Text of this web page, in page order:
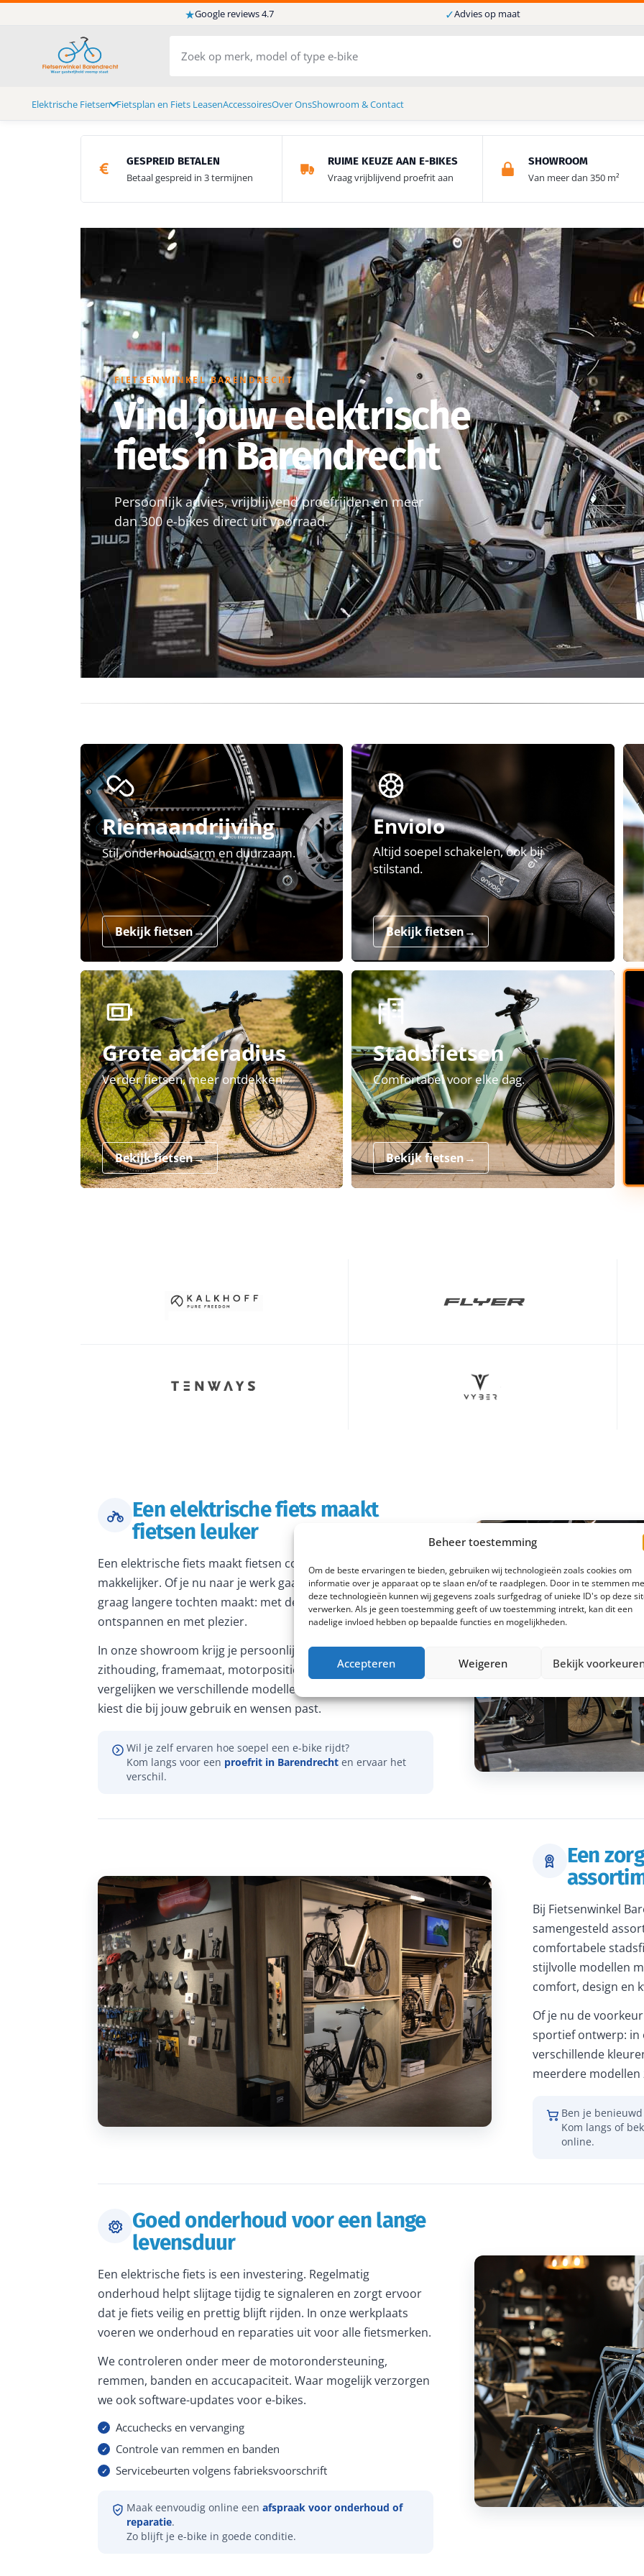
Beheer toestemming
Om de beste ervaringen te bieden, gebruiken wij technologieën zoals cookies om
informatie over je apparaat op te slaan en/of te raadplegen. Door in te stemmen
deze technologieën kunnen wij gegevens zoals surfgedrag of unieke ID's op deze
verwerken. Als je geen toestemming geeft of uw toestemming intrekt, kan dit een
nadelige invloed hebben op bepaalde functies en mogelijkheden.
Accepteren Weigeren Bekijk
★Google reviews 4.7 ✓Advies op maat
Elektrische Fietsen Fietsplan en Fiets LeasenAccessoiresOver OnsShowroom & Contact
GESPREID BETALEN
Betaal gespreid in 3 termijnen
RUIME KEUZE AAN E-BIKES
Vraag vrijblijvend proefrit aan
SHOWROOM
Van meer dan 350 m²
FIETSENWINKEL BARENDRECHT
Vind jouw elektrische
fiets in Barendrecht
Persoonlijk advies, vrijblijvend proefrijden en meer
dan 300 e-bikes direct uit voorraad.
Riemaandrijving
Stil, onderhoudsarm en duurzaam.
Bekijk fietsen→
Enviolo
Altijd soepel schakelen, ook bij
stilstand.
Bekijk fietsen→
Grote actieradius
Verder fietsen, meer ontdekken.
Bekijk fietsen→
Stadsfietsen
Comfortabel voor elke dag.
Bekijk fietsen→
Een elektrische fiets maakt
fietsen leuker
Een elektrische fiets maakt fietsen comfortabeler en
makkelijker. Of je nu naar je werk gaat, boodschappen doet of
graag langere tochten maakt: met de juiste e-bike rijd je
ontspannen en met plezier.
In onze showroom krijg je persoonlijk advies over onder meer
zithouding, framemaat, motorpositie en actieradius. Samen
vergelijken we verschillende modellen, zodat je een e-bike
kiest die bij jouw gebruik en wensen past.
Wil je zelf ervaren hoe soepel een e-bike rijdt?
Kom langs voor een proefrit in Barendrecht en ervaar het
verschil.
Een
Bij Fietsenwinkel
samengesteld
comfortabele
stijlvolle modellen
comfort, design en
Of je nu de
sportief ontwerp: in
verschillende
meerdere
Ben je
Kom langs of
online.
Goed onderhoud voor een lange
levensduur
Een elektrische fiets is een investering. Regelmatig
onderhoud helpt slijtage tijdig te signaleren en zorgt ervoor
dat je fiets veilig en prettig blijft rijden. In onze werkplaats
voeren we onderhoud en reparaties uit voor alle fietsmerken.
We controleren onder meer de motorondersteuning,
remmen, banden en accucapaciteit. Waar mogelijk verzorgen
we ook software-updates voor e-bikes.
Accuchecks en vervanging
Controle van remmen en banden
Servicebeurten volgens fabrieksvoorschrift
Maak eenvoudig online een afspraak voor onderhoud of
reparatie.
Zo blijft je e-bike in goede conditie.